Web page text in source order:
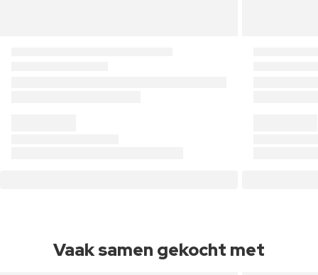
Vaak samen gekocht met